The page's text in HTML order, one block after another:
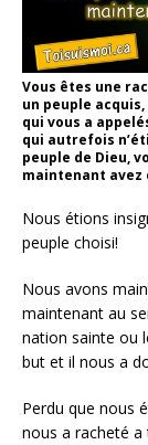
Vous êtes une
un peuple
qui vous a
qui autrefois
peuple de Dieu,
maintenant avez
Nous étions
peuple choisi!
Nous avons
maintenant au
nation sainte ou
but et il nous a
Perdu que nous
nous a racheté